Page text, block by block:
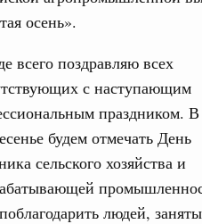
осень».
всего поздравляю всех
с наступающим
праздником. В
будем отмечать День
сельского хозяйства и
людей,
труда
проект «Экологическое
объём